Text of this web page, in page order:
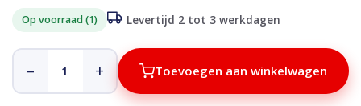
Op voorraad (1) Levertijd 2 tot 3 werkdagen
– + Toevoegen aan winkelwagen